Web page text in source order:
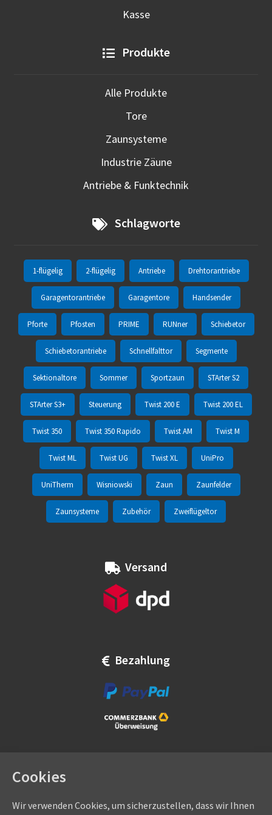
Kasse
Produkte
Alle Produkte
Tore
Zaunsysteme
Industrie Zäune
Antriebe & Funktechnik
Schlagworte
1-flügelig 2-flügelig Antriebe Drehtorantriebe
Garagentorantriebe Garagentore Handsender
Pforte Pfosten PRIME RUNner Schiebetor
Schiebetorantriebe Schnellfalttor Segmente
Sektionaltore Sommer Sportzaun STArter S2
STArter S3+ Steuerung Twist 200 E Twist 200 EL
Twist 350 Twist 350 Rapido Twist AM Twist M
Twist ML Twist UG Twist XL UniPro
UniTherm Wisniowski Zaun Zaunfelder
Zaunsysteme Zubehör Zweiflügeltor
Versand
Bezahlung
Cookies
Wir verwenden Cookies, um sicherzustellen, dass wir Ihnen